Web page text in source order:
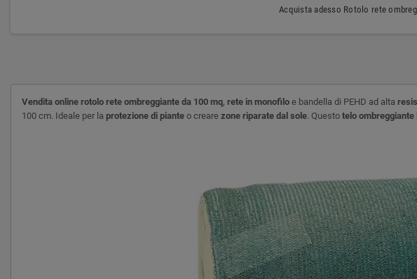
Acquista adesso Rotolo rete
Vendita online rotolo rete ombreggiante da 100 mq, rete in monofilo e bandella di PEHD ad alta
100 cm. Ideale per la protezione di piante o creare zone riparate dal sole . Questo telo ombreggiante